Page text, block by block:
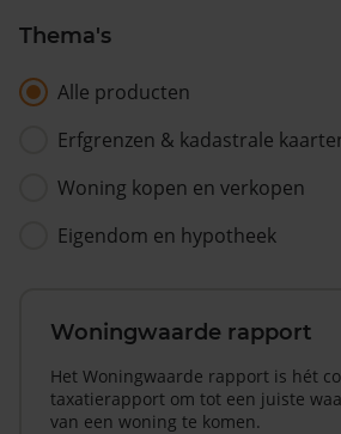
Thema's
Alle producten
Erfgrenzen & kadastrale
Woning kopen en verkopen
Eigendom en hypotheek
Woningwaarde rapport
Het Woningwaarde rapport is hét
taxatierapport om tot een juiste
van een woning te komen.